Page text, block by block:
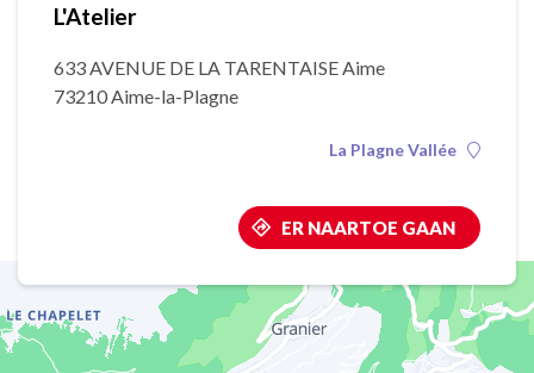
L'Atelier
633 AVENUE DE LA TARENTAISE Aime
73210 Aime-la-Plagne
La Plagne Vallée
ER NAARTOE GAAN